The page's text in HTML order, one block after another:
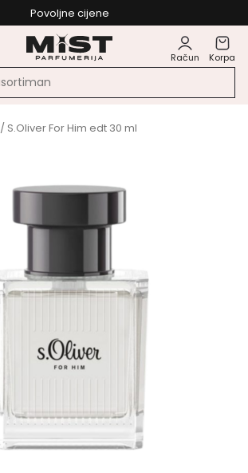
Povoljne cijene
Račun Korpa
/ S.Oliver For Him edt 30 ml